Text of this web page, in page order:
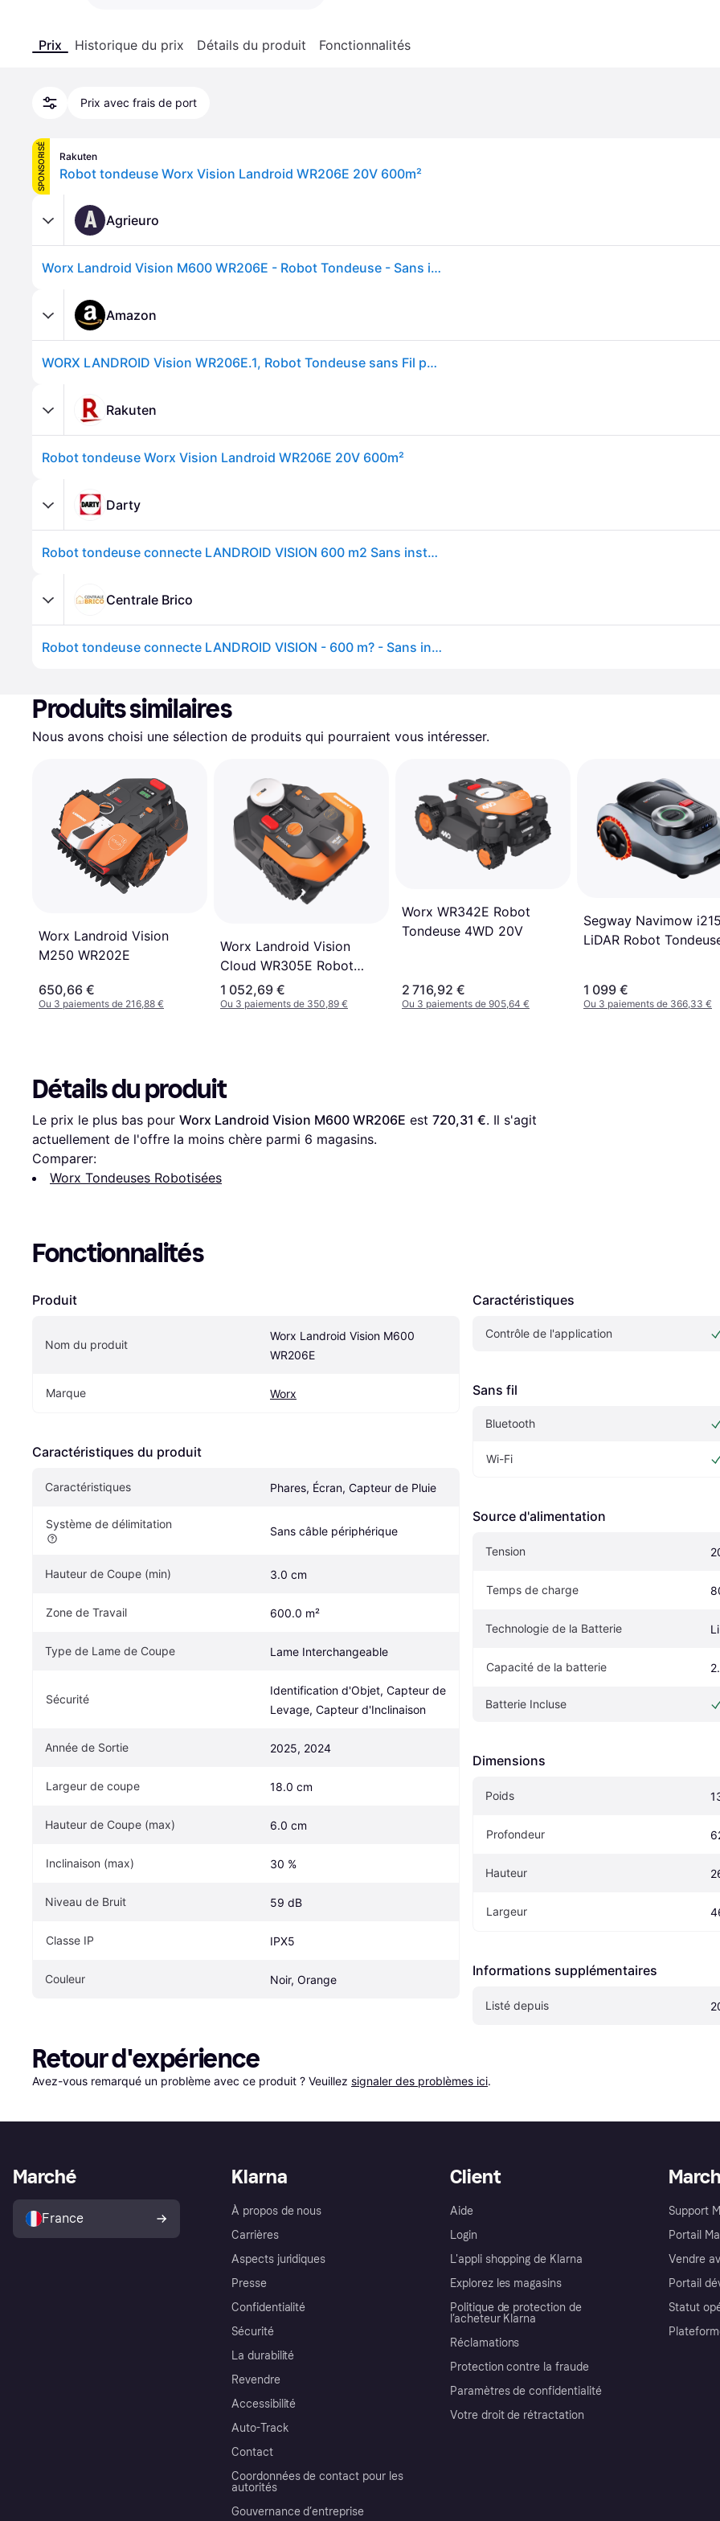
Prix Historique du prix Détails du produit Fonctionnalités
Prix avec frais de port
SPONSORISÉ Rakuten
Robot tondeuse Worx Vision Landroid WR206E 20V 600m²
A Agrieuro
Worx Landroid Vision M600 WR206E - Robot Tondeuse - Sans installation
Amazon
WORX LANDROID Vision WR206E.1, Robot Tondeuse sans Fil périphérique 600 m² Surf.Max 700 m², Installation en 30 Min, Caméra 4K + IA Adaptative, évite Tous Les Obstacles, Coupe des Bordures, Multizone
Rakuten
Robot tondeuse Worx Vision Landroid WR206E 20V 600m²
Darty
Robot tondeuse connecte LANDROID VISION 600 m2 Sans installation de fil
Centrale Brico
Robot tondeuse connecte LANDROID VISION - 600 m? - Sans installation de fil
Produits similaires
Nous avons choisi une sélection de produits qui pourraient vous intéresser.
Worx Landroid Vision
M250 WR202E
650,66 €
Ou 3 paiements de 216,88 €
Worx Landroid Vision
Cloud WR305E Robot
Tondeuse
1 052,69 €
Ou 3 paiements de 350,89 €
Worx WR342E Robot
Tondeuse 4WD 20V
2 716,92 €
Ou 3 paiements de 905,64 €
Segway Navimow i215
LiDAR Robot
1 099 €
Ou 3 paiements de 366,33 €
Détails du produit
Le prix le plus bas pour Worx Landroid Vision M600 WR206E est 720,31 €. Il s'agit
actuellement de l'offre la moins chère parmi 6 magasins.
Comparer:
Worx Tondeuses Robotisées
Fonctionnalités
Produit
Nom du produit
Worx Landroid Vision M600
WR206E
Marque Worx
Caractéristiques du produit
Caractéristiques Phares, Écran, Capteur de Pluie
Système de délimitation
Sans câble périphérique
Hauteur de Coupe (min) 3.0 cm
Zone de Travail 600.0 m²
Type de Lame de Coupe Lame Interchangeable
Sécurité
Identification d'Objet, Capteur de
Levage, Capteur d'Inclinaison
Année de Sortie 2025, 2024
Largeur de coupe 18.0 cm
Hauteur de Coupe (max) 6.0 cm
Inclinaison (max) 30 %
Niveau de Bruit 59 dB
Classe IP IPX5
Couleur Noir, Orange
Caractéristiques
Contrôle de l'application
Sans fil
Bluetooth
Wi-Fi
Source d'alimentation
Tension
Temps de charge
Technologie de la Batterie
Capacité de la batterie
Batterie Incluse
Dimensions
Poids
Profondeur
Hauteur
Largeur
Informations supplémentaires
Listé depuis
Retour d'expérience
Avez-vous remarqué un problème avec ce produit ? Veuillez signaler des problèmes ici.
Klarna
À propos de nous
Carrières
Aspects juridiques
Presse
Confidentialité
Sécurité
La durabilité
Revendre
Accessibilité
Auto-Track
Contact
Coordonnées de contact pour les
autorités
Gouvernance d’entreprise
Client
Aide
Login
L'appli shopping de Klarna
Explorez les magasins
Politique de protection de
l’acheteur Klarna
Réclamations
Protection contre la fraude
Paramètres de confidentialité
Votre droit de rétractation
Support
Portail
Vendre
Portail
Statut
Marché
France